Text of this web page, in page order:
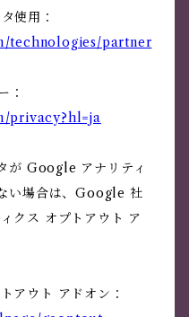
使用：
technologies/partner
：
privacy?hl=ja
が Google アナリティ
い場合は、Google 社
クス オプトアウト ア
アウト アドオン：